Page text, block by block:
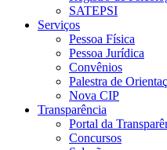
SATEPSI
Serviços
Pessoa Física
Pessoa Jurídica
Convênios
Palestra de
Nova CIP
Transparência
Portal da
Concursos